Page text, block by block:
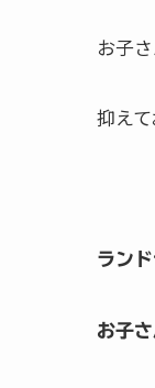
お子
抑え
ラン
お子